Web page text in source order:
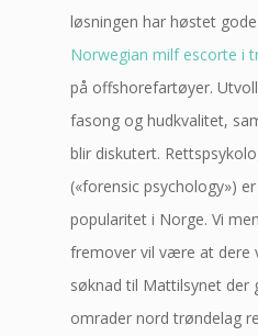
løsningen har høstet
Norwegian milf escorte i
på offshorefartøyer.
fasong og hudkvalitet,
blir diskutert.
(«forensic psychology»)
popularitet i Norge. Vi
fremover vil være at dere
søknad til Mattilsynet der
omrader nord trøndelag